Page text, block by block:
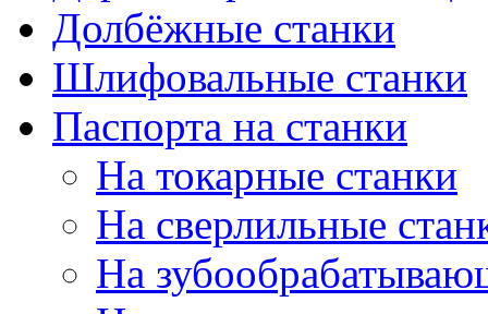
Долбёжные станки
Шлифовальные станки
Паспорта на станки
На токарные станки
На сверлильные
На